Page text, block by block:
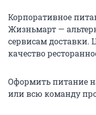
Корпоративное
Жизньмарт —
сервисам доставки.
качество
Оформить питание
или всю команду